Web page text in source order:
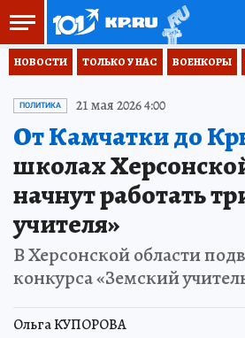
НОВОСТИ ТОЛЬКО У НАС ВОЕНКОРЫ
ПОЛИТИКА 21 мая 2026 4:00
От Камчатки до
школах
начнут работать
учителя»
В Херсонской области
конкурса «Земский
Ольга КУПОРОВА